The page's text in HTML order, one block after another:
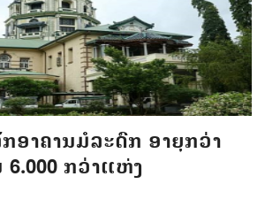
ອາຄານມໍລະດົກ ອາຍຸກວ່າ
6.000 ກວ່າແຫ່ງ